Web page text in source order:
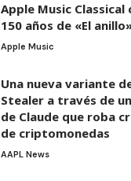
Apple Music Classical
150 años de «El
Apple Music
Una nueva variante
Stealer a través de
de Claude que roba
de criptomonedas
AAPL News